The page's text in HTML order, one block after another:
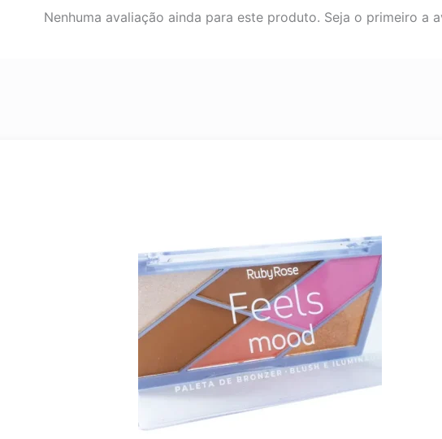
Nenhuma avaliação ainda para este produto. Seja o primeiro a